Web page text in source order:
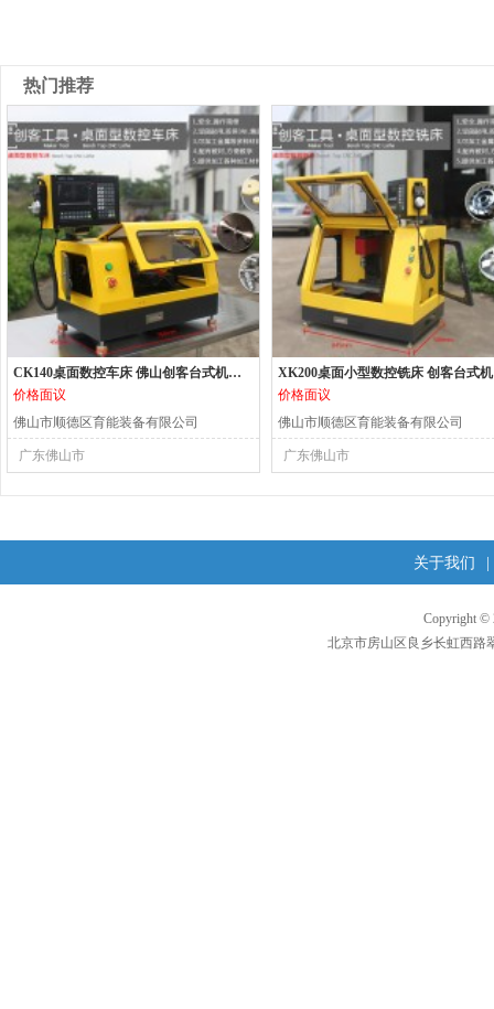
热门推荐
CK140桌面数控车床 佛山创客台式机床 小型数控机床
价格面议
佛山市顺德区育能装备有限公司
广东佛山市
价格面议
佛山市顺德区育能装备有限公司
广东佛山市
关于我们
Copyright ©
北京市房山区良乡长虹西路